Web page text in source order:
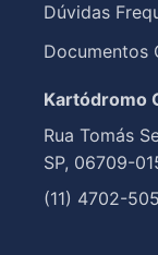
Dúvidas
Documentos
Kartódromo
Rua Tomás
SP, 06709-
(11) 4702-